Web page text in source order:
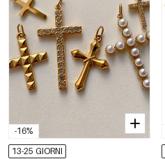
-16%
13-25 GIORNI